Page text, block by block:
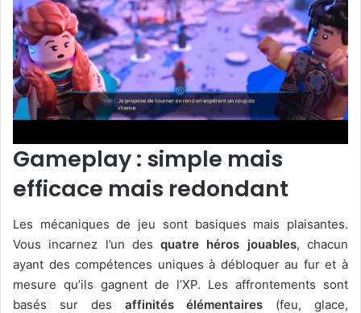
Gameplay : simple mais
efficace mais redondant
Les mécaniques de jeu sont basiques mais plaisantes.
Vous incarnez l’un desquatre héros jouables, chacun
ayant des compétences uniques à débloquer au fur et à
mesure qu’ils gagnent de l’XP. Les affrontements sont
basés sur des affinités élémentaires (feu, glace,